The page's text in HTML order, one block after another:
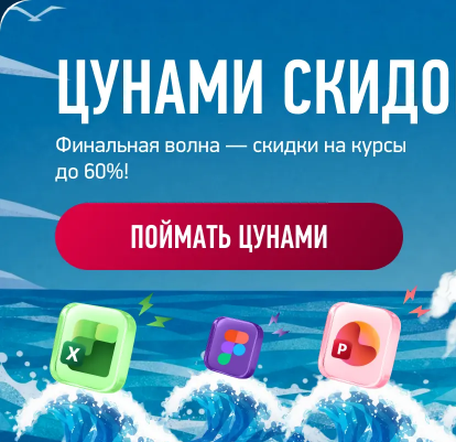
Главная Презентация 157 –
ПРЕЗЕНТАЦИЯ
Работа
студента